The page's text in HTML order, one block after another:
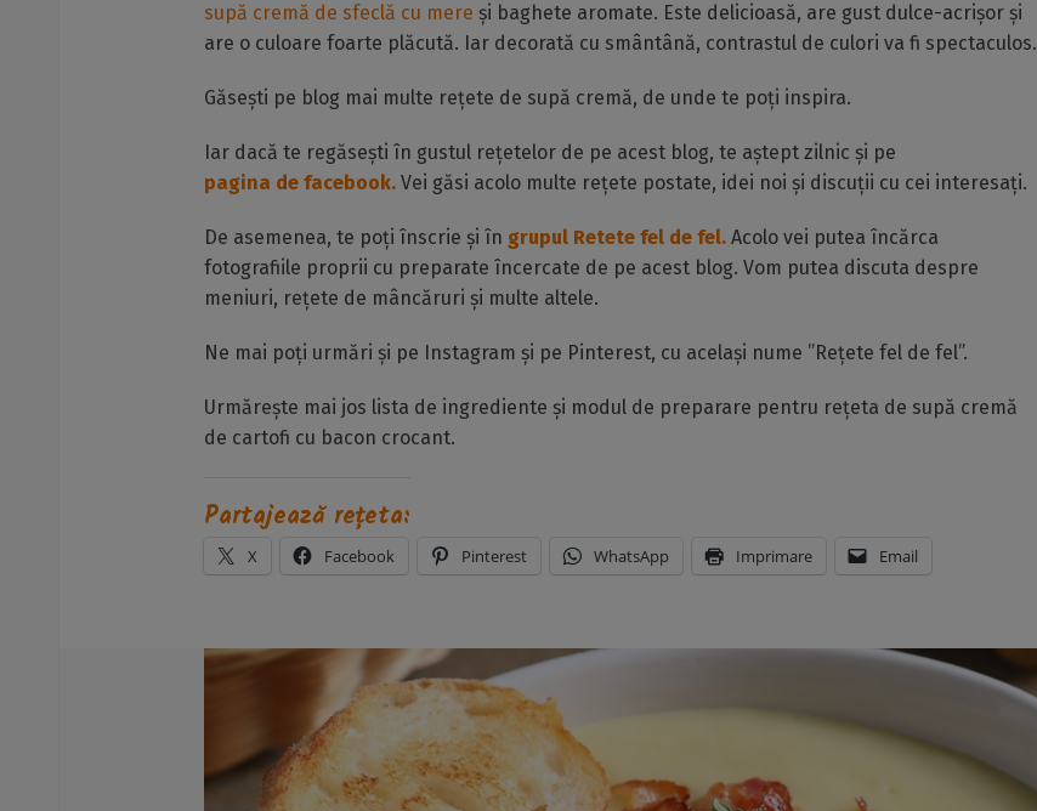
supă cremă de sfeclă cu mere și baghete aromate. Este delicioasă, are gust dulce-acrișor și
are o culoare foarte plăcută. Iar decorată cu smântână, contrastul de culori va fi spectaculos.
Găsești pe blog mai multe rețete de supă cremă, de unde te poți inspira.
Iar dacă te regăsești în gustul rețetelor de pe acest blog, te aștept zilnic și pe
pagina de facebook. Vei găsi acolo multe rețete postate, idei noi și discuții cu cei interesați.
De asemenea, te poți înscrie și în grupul Retete fel de fel. Acolo vei putea încărca
fotografiile proprii cu preparate încercate de pe acest blog. Vom putea discuta despre
meniuri, rețete de mâncăruri și multe altele.
Ne mai poți urmări și pe Instagram și pe Pinterest, cu același nume ”Rețete fel de fel”.
Urmărește mai jos lista de ingrediente și modul de preparare pentru rețeta de supă cremă
de cartofi cu bacon crocant.
Partajează rețeta:
X Facebook Pinterest WhatsApp Imprimare Email